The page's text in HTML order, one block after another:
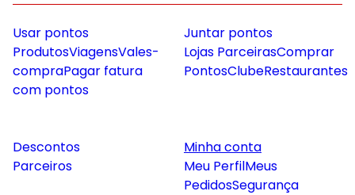
Usar pontos
ProdutosViagensVales-
compraPagar fatura
com pontos
Juntar pontos
Lojas ParceirasComprar
PontosClubeRestaurantes
Descontos
Parceiros
Minha conta
Meu PerfilMeus
PedidosSegurança